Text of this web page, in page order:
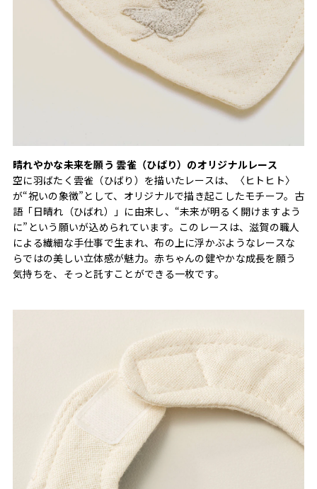
晴れやかな未来を願う 雲雀（ひばり）のオリジナルレース
空に羽ばたく雲雀（ひばり）を描いたレースは、〈ヒトヒト〉
が“祝いの象徴”として、オリジナルで描き起こしたモチーフ。古
語「日晴れ（ひばれ）」に由来し、“未来が明るく開けますよう
に”という願いが込められています。このレースは、滋賀の職人
による繊細な手仕事で生まれ、布の上に浮かぶようなレースな
らではの美しい立体感が魅力。赤ちゃんの健やかな成長を願う
気持ちを、そっと託すことができる一枚です。